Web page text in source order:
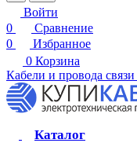
Войти
0
Сравнение
0
Избранное
0 Корзина
Кабели и провода связи
Каталог